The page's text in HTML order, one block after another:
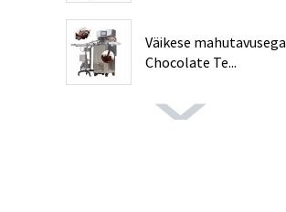
Väikese mahutavusega
Chocolate Te...